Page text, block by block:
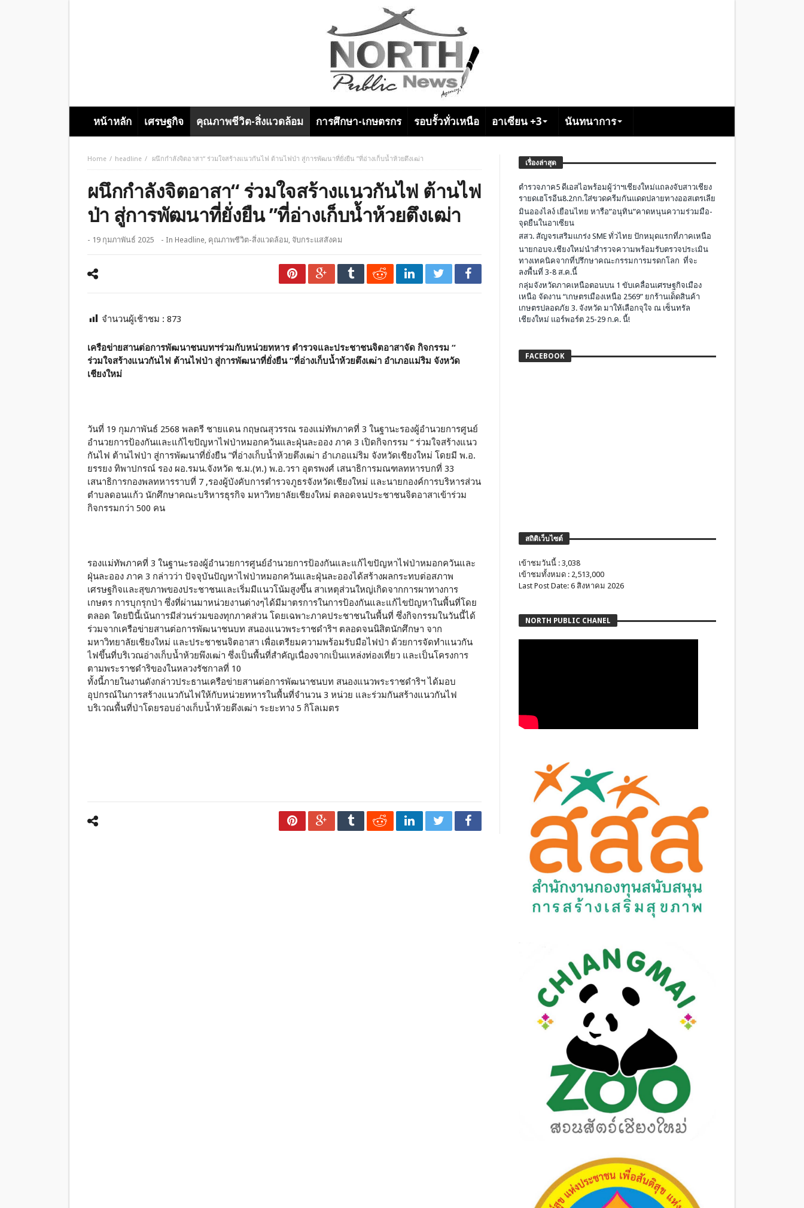
หน้าหลัก เศรษฐกิจ คุณภาพชีวิต-สิ่งแวดล้อม การศึกษา-เกษตรกร รอบรั้วทั่วเหนือ อาเซียน +3 นันทนาการ
Home headline ผนึกกำลังจิตอาสา“ ร่วมใจสร้างแนวกันไฟ ต้านไฟป่า สู่การพัฒนาที่ยั่งยืน ”ที่อ่างเก็บน้ำห้วยตึงเฒ่า
ผนึกกำลังจิตอาสา“ ร่วมใจสร้างแนวกันไฟ ต้านไฟ
ป่า สู่การพัฒนาที่ยั่งยืน ”ที่อ่างเก็บน้ำห้วยตึงเฒ่า
- 19 กุมภาพันธ์ 2025 - In Headline, คุณภาพชีวิต-สิ่งแวดล้อม, จับกระแสสังคม
จำนวนผู้เช้าชม : 873
เครือข่ายสานต่อการพัฒนาชนบทฯร่วมกับหน่วยทหาร ตำรวจและประชาชนจิตอาสาจัด กิจกรรม “
ร่วมใจสร้างแนวกันไฟ ต้านไฟป่า สู่การพัฒนาที่ยั่งยืน ”ที่อ่างเก็บน้ำห้วยตึงเฒ่า อำเภอแม่ริม จังหวัด
เชียงใหม่
วันที่ 19 กุมภาพันธ์ 2568 พลตรี ชายแดน กฤษณสุวรรณ รองแม่ทัพภาคที่ 3 ในฐานะรองผู้อำนวยการศูนย์
อำนวยการป้องกันและแก้ไขปัญหาไฟป่าหมอกควันและฝุ่นละออง ภาค 3 เปิดกิจกรรม “ ร่วมใจสร้างแนว
กันไฟ ต้านไฟป่า สู่การพัฒนาที่ยั่งยืน ”ที่อ่างเก็บน้ำห้วยตึงเฒ่า อำเภอแม่ริม จังหวัดเชียงใหม่ โดยมี พ.อ.
ยรรยง ทิพาปกรณ์ รอง ผอ.รมน.จังหวัด ช.ม.(ท.) พ.อ.วรา อุตรพงศ์ เสนาธิการมณฑลทหารบกที่ 33
เสนาธิการกองพลทหารราบที่ 7 ,รองผู้บังคับการตำรวจภูธรจังหวัดเชียงใหม่ และนายกองค์การบริหารส่วน
ตำบลดอนแก้ว นักศึกษาคณะบริหารธุรกิจ มหาวิทยาลัยเชียงใหม่ ตลอดจนประชาชนจิตอาสาเข้าร่วม
กิจกรรมกว่า 500 คน
รองแม่ทัพภาคที่ 3 ในฐานะรองผู้อำนวยการศูนย์อำนวยการป้องกันและแก้ไขปัญหาไฟป่าหมอกควันและ
ฝุ่นละออง ภาค 3 กล่าวว่า ปัจจุบันปัญหาไฟป่าหมอกควันและฝุ่นละอองได้สร้างผลกระทบต่อสภาพ
เศรษฐกิจและสุขภาพของประชาชนและเริ่มมีแนวโน้มสูงขึ้น สาเหตุส่วนใหญ่เกิดจากการผาทางการ
เกษตร การบุกรุกป่า ซึ่งที่ผ่านมาหน่วยงานต่างๆได้มีมาตรการในการป้องกันและแก้ไขปัญหาในพื้นที่โดย
ตลอด ใดยปีนี้เน้นการมีส่วนร่วมของทุกภาคส่วน โดยเฉพาะภาคประชาชนในพื้นที่ ซึ่งกิจกรรมในวันนี้ได้
ร่วมจากเครือข่ายสานต่อการพัฒนาชนบท สนองแนวพระราชดำริฯ ตลอดจนนิสิตนักศึกษา จาก
มหาวิทยาลัยเชียงใหม่ และประชาชนจิตอาสา เพื่อเตรียมความพร้อมรับมือไฟป่า ด้วยการจัดทำแนวกัน
ไฟขึ้นที่บริเวณอ่างเก็บน้ำห้วยพึงเฒ่า ซึ่งเป็นพื้นที่สำคัญเนื่องจากเป็นแหล่งท่องเที่ยว และเป็นโครงการ
ตามพระราชดำริของในหลวงรัชกาลที่ 10
ทั้งนี้ภายในงานดังกล่าวประธานเครือข่ายสานต่อการพัฒนาชนบท สนองแนวพระราชดำริฯ ได้มอบ
อุปกรณ์ในการสร้างแนวกันไฟให้กับหน่วยทหารในพื้นที่จำนวน 3 หน่วย และร่วมกันสร้างแนวกันไฟ
บริเวณพื้นที่ป่าโดยรอบอ่างเก็บน้ำห้วยตึงเฒ่า ระยะทาง 5 กิโลเมตร
เรื่องล่าสุด
ตำรวจภาค5 ดีเอสไอพร้อมผู้ว่าฯเชียงใหม่แถลงจับสาวเชียง
รายดเฮโรอีน8.2กก.ใส่ขวดครีมกันแดดปลายทางออสเตรเลีย
มินอองไลง์ เยือนไทย หารือ”อนุทิน”คาดหนุนความร่วมมือ-
จุดยืนในอาเซียน
สสว. สัญจรเสริมแกร่ง SME ทั่วไทย ปักหมุดแรกที่ภาคเหนือ
นายกอบจ.เชียงใหม่นำสำรวจความพร้อมรับตรวจประเมิน
ทางเทคนิคจากที่ปรึกษาคณะกรรมการมรดกโลก ที่จะ
ลงพื้นที่ 3-8 ส.ค.นี้
กลุ่มจังหวัดภาคเหนือตอนบน 1 ขับเคลื่อนเศรษฐกิจเมือง
เหนือ จัดงาน “เกษตรเมืองเหนือ 2569” ยกร้านเด็ดสินค้า
เกษตรปลอดภัย 3. จังหวัด มาให้เลือกจุใจ ณ เซ็นทรัล
เชียงใหม่ แอร์พอร์ต 25-29 ก.ค. นี้!
FACEBOOK
สถิติเว็บไซต์
เข้าชมวันนี้ : 3,038
เข้าชมทั้งหมด : 2,513,000
Last Post Date: 6 สิงหาคม 2026
NORTH PUBLIC CHANEL